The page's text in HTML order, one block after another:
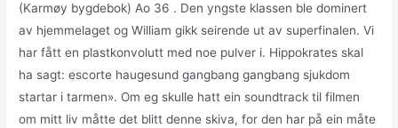
(Karmøy bygdebok) Ao 36 . Den yngste klassen ble dominert
av hjemmelaget og William gikk seirende ut av superfinalen. Vi
har fått en plastkonvolutt med noe pulver i. Hippokrates skal
ha sagt: escorte haugesund gangbang gangbang sjukdom
startar i tarmen». Om eg skulle hatt ein soundtrack til filmen
om mitt liv måtte det blitt denne skiva, for den har på ein måte